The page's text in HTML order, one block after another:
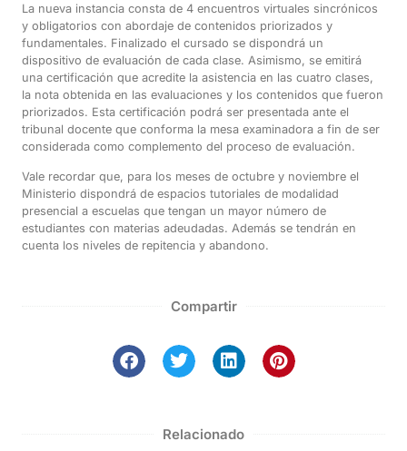
La nueva instancia consta de 4 encuentros virtuales sincrónicos
y obligatorios con abordaje de contenidos priorizados y
fundamentales. Finalizado el cursado se dispondrá un
dispositivo de evaluación de cada clase. Asimismo, se emitirá
una certificación que acredite la asistencia en las cuatro clases,
la nota obtenida en las evaluaciones y los contenidos que fueron
priorizados. Esta certificación podrá ser presentada ante el
tribunal docente que conforma la mesa examinadora a fin de ser
considerada como complemento del proceso de evaluación.
Vale recordar que, para los meses de octubre y noviembre el
Ministerio dispondrá de espacios tutoriales de modalidad
presencial a escuelas que tengan un mayor número de
estudiantes con materias adeudadas. Además se tendrán en
cuenta los niveles de repitencia y abandono.
Compartir
Relacionado